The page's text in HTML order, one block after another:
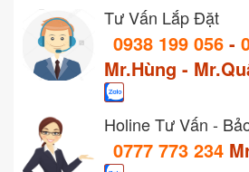
Tư Vấn Lắp Đặt
0938 199 056 -
Mr.Hùng -
Holine Tư Vấn -
0777 773 234